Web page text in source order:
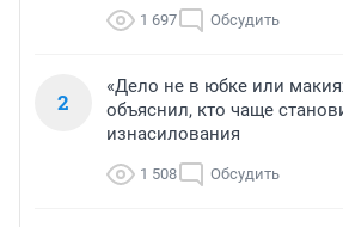
1 697 Обсудить
2
«Дело не в юбке или
объяснил, кто чаще
изнасилования
1 508 Обсудить